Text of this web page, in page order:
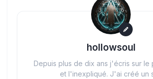
hollowsoul
Depuis plus de dix ans j'écris sur le
et l'inexpliqué. J'ai créé un